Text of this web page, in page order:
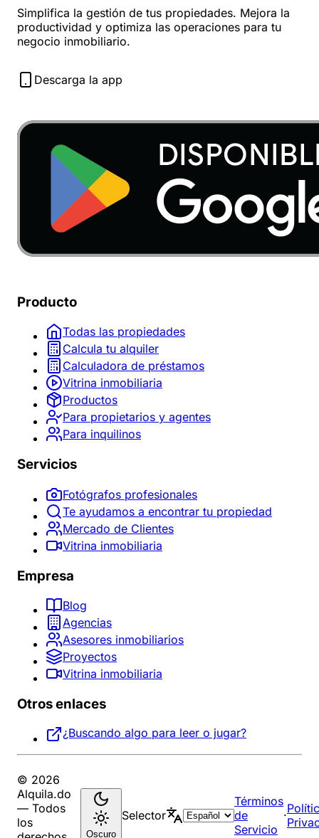
Simplifica la gestión de tus propiedades. Mejora la
productividad y optimiza las operaciones para tu
negocio inmobiliario.
Descarga la app
Producto
Todas las propiedades
Calcula tu alquiler
Calculadora de préstamos
Vitrina inmobiliaria
Productos
Para propietarios y agentes
Para inquilinos
Servicios
Fotógrafos profesionales
Te ayudamos a encontrar tu propiedad
Mercado de Clientes
Vitrina inmobiliaria
Empresa
Blog
Agencias
Asesores inmobiliarios
Proyectos
Vitrina inmobiliaria
Otros enlaces
¿Buscando algo para leer o jugar?
© 2026
Alquila.do
— Todos
los
Oscuro
Selector
Términos
de
Servicio
·